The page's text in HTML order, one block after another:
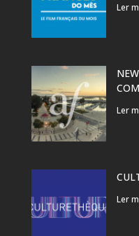
Ler
Ler
Ler